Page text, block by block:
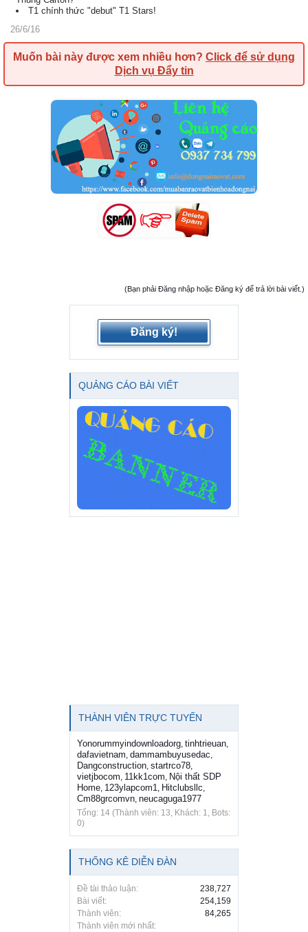
T1 chính thức "debut" T1 Stars!
26/6/16
Muốn bài này được xem nhiều hơn? Click để sử dụng
Dịch vụ Đẩy tin
(Bạn phải Đăng nhập hoặc Đăng ký để trả lời bài viết.)
Đăng ký!
QUẢNG CÁO BÀI VIẾT
THÀNH VIÊN TRỰC TUYẾN
Yonorummyindownloadorg tinhtrieuan
dafavietnam dammambuyusedac
Dangconstruction startrco78
vietjbocom 11kk1com Nội thất SDP
Home 123ylapcom1 Hitclubsllc
Cm88grcomvn neucaguga1977
Tổng: 14 (Thành viên: 13, Khách: 1, Bots:
0)
THỐNG KÊ DIỄN ĐÀN
Đề tài thảo luận:
238,727
Bài viết:
254,159
Thành viên:
84,265
Thành viên mới nhất: